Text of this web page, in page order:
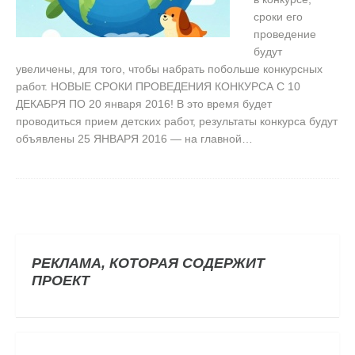
сроки его
проведение
будут
увеличены, для того, чтобы набрать побольше конкурсных
работ. НОВЫЕ СРОКИ ПРОВЕДЕНИЯ КОНКУРСА С 10
ДЕКАБРЯ ПО 20 января 2016! В это время будет
проводиться прием детских работ, результаты конкурса будут
объявлены 25 ЯНВАРЯ 2016 — на главной…
РЕКЛАМА, КОТОРАЯ СОДЕРЖИТ
ПРОЕКТ